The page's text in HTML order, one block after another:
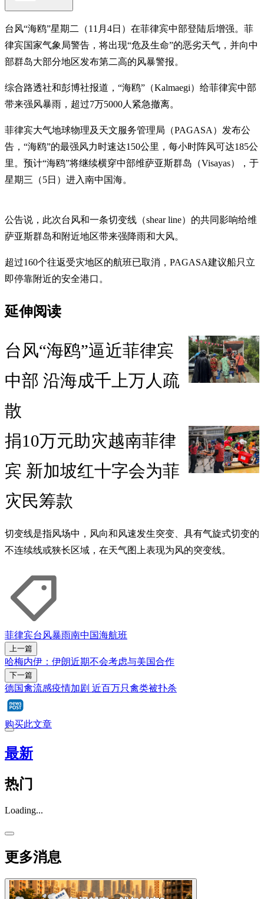
台风“海鸥”星期二（11月4日）在菲律宾中部登陆后增强。菲
律宾国家气象局警告，将出现“危及生命”的恶劣天气，并向中
部群岛大部分地区发布第二高的风暴警报。
综合路透社和彭博社报道，“海鸥”（Kalmaegi）给菲律宾中部
带来强风暴雨，超过7万5000人紧急撤离。
菲律宾大气地球物理及天文服务管理局（PAGASA）发布公
告，“海鸥”的最强风力时速达150公里，每小时阵风可达185公
里。预计“海鸥”将继续横穿中部维萨亚斯群岛（Visayas），于
星期三（5日）进入南中国海。
公告说，此次台风和一条切变线（shear line）的共同影响给维
萨亚斯群岛和附近地区带来强降雨和大风。
超过160个往返受灾地区的航班已取消，PAGASA建议船只立
即停靠附近的安全港口。
延伸阅读
台风“海鸥”逼近菲律宾
中部 沿海成千上万人疏
散
捐10万元助灾越南菲律
宾 新加坡红十字会为菲
灾民筹款
切变线是指风场中，风向和风速发生突变、具有气旋式切变的
不连续线或狭长区域，在天气图上表现为风的突变线。
菲律宾台风暴雨南中国海航班
上一篇
哈梅内伊：伊朗近期不会考虑与美国合作
下一篇
德国禽流感疫情加剧 近百万只禽类被扑杀
购买此文章
最新
热门
Loading...
更多消息